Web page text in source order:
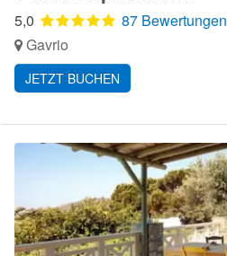
5,0
87 Bewertungen
Gavrio
JETZT BUCHEN